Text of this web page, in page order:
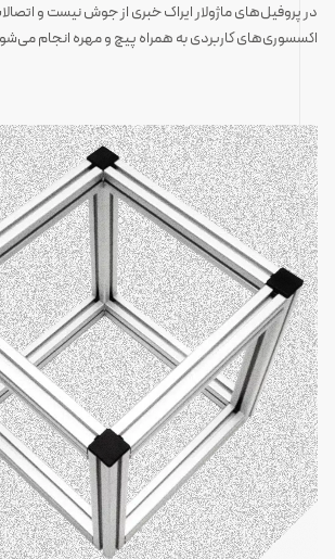
در پروفیل‌های ماژولار ایراک خبری از جوش نیست و
اکسسوری‌های کاربردی به همراه پیچ و مهره انجام